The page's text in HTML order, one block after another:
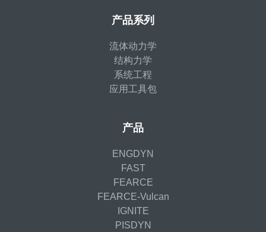
产品系列
流体动力学
结构力学
系统工程
应用工具包
产品
ENGDYN
FAST
FEARCE
FEARCE-Vulcan
IGNITE
PISDYN